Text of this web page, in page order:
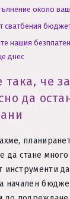
около
сватбения
нашия
днес
че
да
да стане
начален